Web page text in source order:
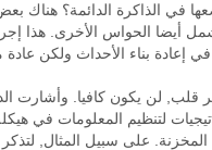
في الذاكرة الدائمة؟ هناك
أيضا الحواس الأخرى. هذا
بناء الأحداث ولكن عادة
لن يكون كافيا. وأشارت
لتنظيم المعلومات في
على سبيل المثال,